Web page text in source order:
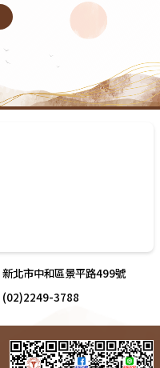
新北市中和區景平路499號
(02)2249-3788